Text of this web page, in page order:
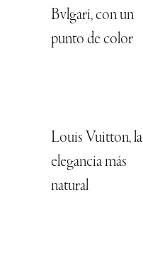
Bvlgari, con un
punto de color
Louis Vuitton, la
elegancia más
natural